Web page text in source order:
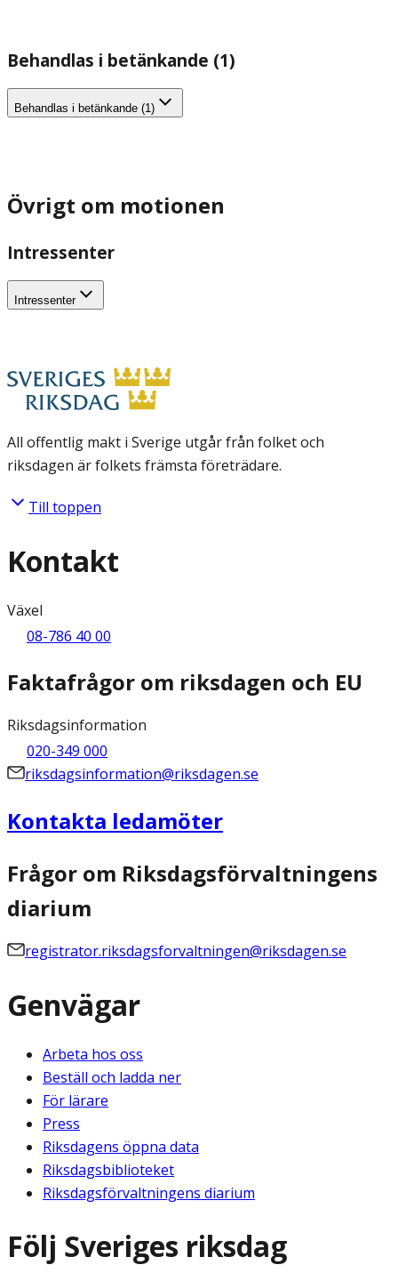
Behandlas i betänkande (1)
Behandlas i betänkande (1)
Övrigt om motionen
Intressenter
Intressenter
All offentlig makt i Sverige utgår från folket och
riksdagen är folkets främsta företrädare.
Till toppen
Kontakt
Växel
08-786 40 00
Faktafrågor om riksdagen och EU
Riksdagsinformation
020-349 000
riksdagsinformation@riksdagen.se
Kontakta ledamöter
Frågor om Riksdagsförvaltningens
diarium
registrator.riksdagsforvaltningen@riksdagen.se
Genvägar
Arbeta hos oss
Beställ och ladda ner
För lärare
Press
Riksdagens öppna data
Riksdagsbiblioteket
Riksdagsförvaltningens diarium
Följ Sveriges riksdag